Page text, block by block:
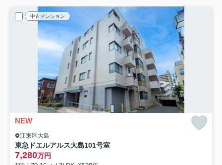
中古マンション
NEW
江東区大島
東急ドエルアルス大島101号室
7,280万円